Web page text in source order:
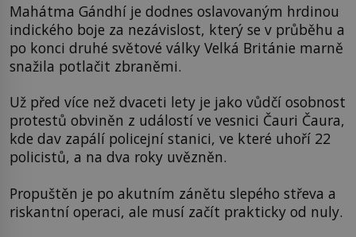
Mahátma Gándhí je dodnes oslavovaným hrdinou
indického boje za nezávislost, který se v průběhu a
po konci druhé světové války Velká Británie marně
snažila potlačit zbraněmi.
Už před více než dvaceti lety je jako vůdčí osobnost
protestů obviněn z událostí ve vesnici Čauri Čaura,
kde dav zapálí policejní stanici, ve které uhoří 22
policistů, a na dva roky uvězněn.
Propuštěn je po akutním zánětu slepého střeva a
riskantní operaci, ale musí začít prakticky od nuly.